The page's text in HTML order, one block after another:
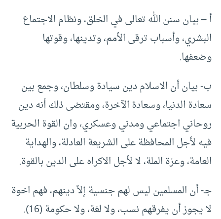
‌أ – بيان سنن الله تعالى في الخلق، ونظام الاجتماع
البشري، وأسباب ترقى الأمم، وتدينها، وقوتها
وضعفها.
‌ب- بيان أن الاسلام دين سيادة وسلطان، وجمع بين
سعادة الدنيا، وسعادة الآخرة، ومقتضى ذلك أنه دين
روحاني اجتماعي ومدني وعسكري، وان القوة الحربية
فيه لأجل المحافظة على الشريعة العادلة، والهداية
العامة، وعزة الملة، لا لأجل الاكراه على الدين بالقوة.
‌جـ- أن المسلمين ليس لهم جنسية إلاّ دينهم، فهم اخوة
لا يجوز أن يفرقهم نسب، ولا لغة، ولا حكومة (16).